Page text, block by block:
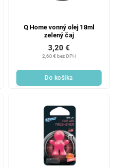
Q Home vonný olej 18ml
zelený čaj
2,60 € bez DPH
3,20 €
Do košíka